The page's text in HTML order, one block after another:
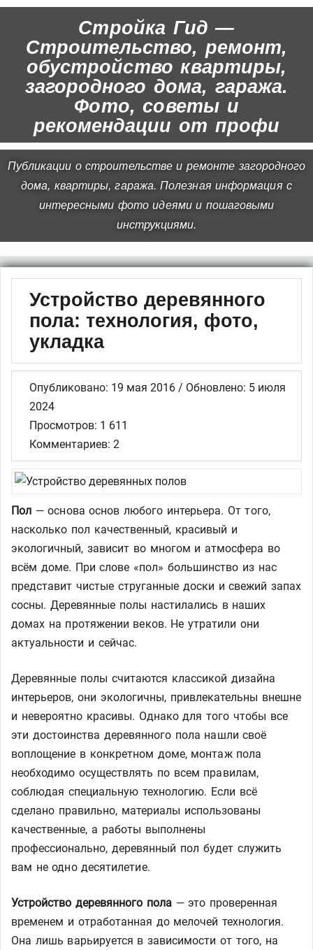
Стройка Гид —
Строительство, ремонт,
обустройство квартиры,
загородного дома, гаража.
Фото, советы и
рекомендации от профи
Публикации о строительстве и ремонте загородного
дома, квартиры, гаража. Полезная информация с
интересными фото идеями и пошаговыми
инструкциями.
Устройство деревянного
пола: технология, фото,
укладка
Опубликовано: 19 мая 2016 / Обновлено: 5 июля
2024
Просмотров: 1 611
Комментариев: 2
Пол — основа основ любого интерьера. От того,
насколько пол качественный, красивый и
экологичный, зависит во многом и атмосфера во
всём доме. При слове «пол» большинство из нас
представит чистые струганные доски и свежий запах
сосны. Деревянные полы настилались в наших
домах на протяжении веков. Не утратили они
актуальности и сейчас.
Деревянные полы считаются классикой дизайна
интерьеров, они экологичны, привлекательны внешне
и невероятно красивы. Однако для того чтобы все
эти достоинства деревянного пола нашли своё
воплощение в конкретном доме, монтаж пола
необходимо осуществлять по всем правилам,
соблюдая специальную технологию. Если всё
сделано правильно, материалы использованы
качественные, а работы выполнены
профессионально, деревянный пол будет служить
вам не одно десятилетие.
Устройство деревянного пола — это проверенная
временем и отработанная до мелочей технология.
Она лишь варьируется в зависимости от того, на